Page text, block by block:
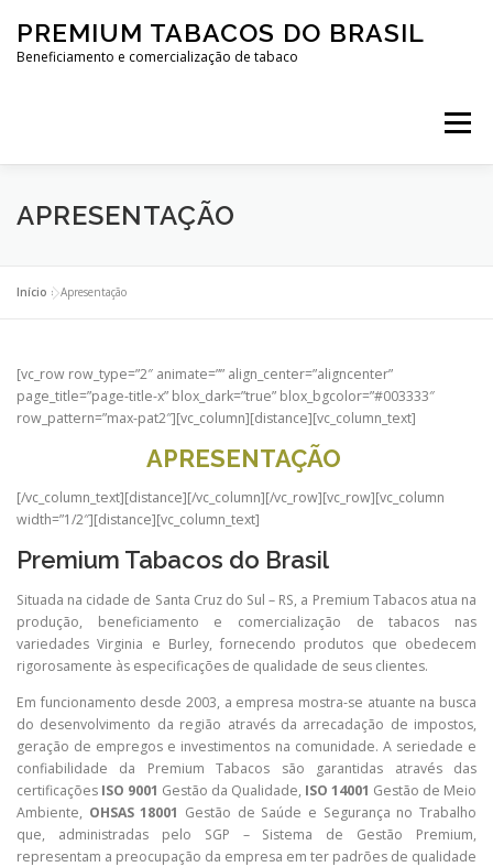
PREMIUM TABACOS DO BRASIL
Beneficiamento e comercialização de tabaco
Menu
ABOUT US POLICY
CONTACT
APRESENTAÇÃO
Início »Apresentação
[vc_row row_type=”2″ animate=”” align_center=”aligncenter”
page_title=”page-title-x” blox_dark=”true” blox_bgcolor=”#003333″
row_pattern=”max-pat2″][vc_column][distance][vc_column_text]
APRESENTAÇÃO
[/vc_column_text][distance][/vc_column][/vc_row][vc_row][vc_column
width=”1/2″][distance][vc_column_text]
Premium Tabacos do Brasil
Situada na cidade de Santa Cruz do Sul – RS, a Premium Tabacos atua na
produção, beneficiamento e comercialização de tabacos nas
variedades Virginia e Burley, fornecendo produtos que obedecem
rigorosamente às especificações de qualidade de seus clientes.
Em funcionamento desde 2003, a empresa mostra-se atuante na busca
do desenvolvimento da região através da arrecadação de impostos,
geração de empregos e investimentos na comunidade. A seriedade e
confiabilidade da Premium Tabacos são garantidas através das
certificações ISO 9001 Gestão da Qualidade, ISO 14001 Gestão de Meio
Ambiente, OHSAS 18001 Gestão de Saúde e Segurança no Trabalho
que, administradas pelo SGP – Sistema de Gestão Premium,
representam a preocupação da empresa em ter padrões de qualidade